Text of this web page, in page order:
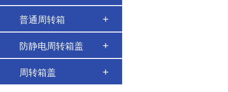
普通周转箱
防静电周转箱盖
周转箱盖